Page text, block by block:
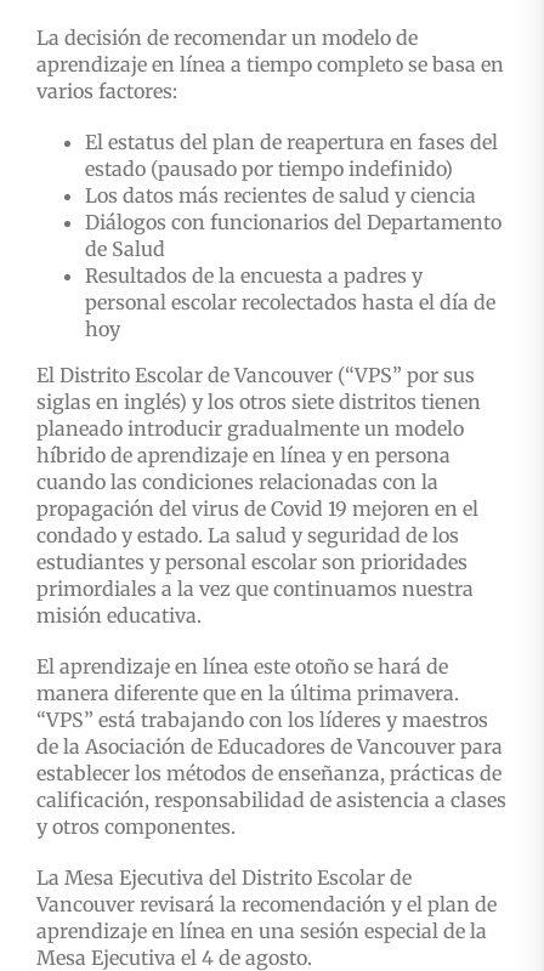
La decisión de recomendar un modelo de
aprendizaje en línea a tiempo completo se basa en
varios factores:
El estatus del plan de reapertura en fases del
estado (pausado por tiempo indefinido)
Los datos más recientes de salud y ciencia
Diálogos con funcionarios del Departamento
de Salud
Resultados de la encuesta a padres y
personal escolar recolectados hasta el día de
hoy
El Distrito Escolar de Vancouver (“VPS” por sus
siglas en inglés) y los otros siete distritos tienen
planeado introducir gradualmente un modelo
híbrido de aprendizaje en línea y en persona
cuando las condiciones relacionadas con la
propagación del virus de Covid 19 mejoren en el
condado y estado. La salud y seguridad de los
estudiantes y personal escolar son prioridades
primordiales a la vez que continuamos nuestra
misión educativa.
El aprendizaje en línea este otoño se hará de
manera diferente que en la última primavera.
“VPS” está trabajando con los líderes y maestros
de la Asociación de Educadores de Vancouver para
establecer los métodos de enseñanza, prácticas de
calificación, responsabilidad de asistencia a clases
y otros componentes.
La Mesa Ejecutiva del Distrito Escolar de
Vancouver revisará la recomendación y el plan de
aprendizaje en línea en una sesión especial de la
Mesa Ejecutiva el 4 de agosto.